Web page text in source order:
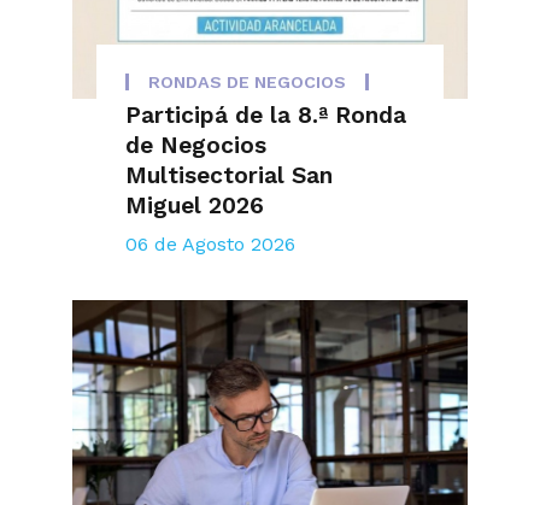
RONDAS DE NEGOCIOS
Participá de la 8.ª Ronda
de Negocios
Multisectorial San
Miguel 2026
06 de Agosto 2026